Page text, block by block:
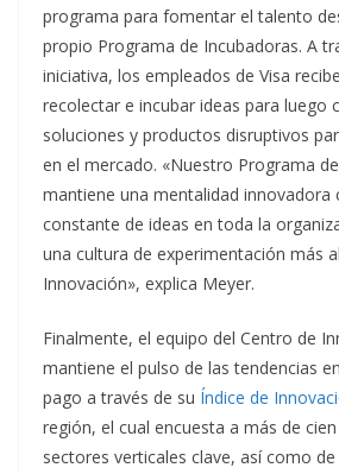
programa para fomentar el talento
propio Programa de Incubadoras. A
iniciativa, los empleados de Visa
recolectar e incubar ideas para luego
soluciones y productos disruptivos
en el mercado. «Nuestro Programa
mantiene una mentalidad innovadora
constante de ideas en toda la
una cultura de experimentación más
Innovación», explica Meyer.
Finalmente, el equipo del Centro de
mantiene el pulso de las tendencias
pago a través de su Índice de
región, el cual encuesta a más de
sectores verticales clave, así como de